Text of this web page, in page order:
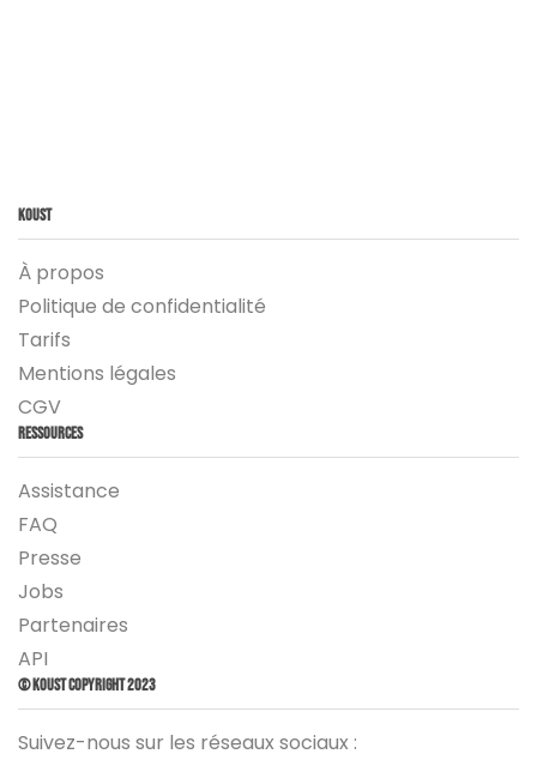
Koust
À propos
Politique de confidentialité
Tarifs
Mentions légales
CGV
Ressources
Assistance
FAQ
Presse
Jobs
Partenaires
API
© Koust Copyright 2023
Suivez-nous sur les réseaux sociaux :